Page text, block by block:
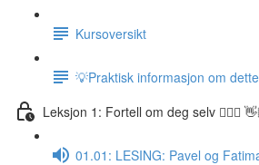
Kursoversikt
💡Praktisk informasjon om
Leksjon 1: Fortell om deg selv 🙋🏽‍♀️
01.01: LESING: Pavel og